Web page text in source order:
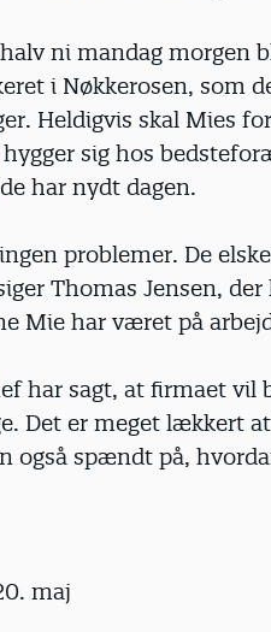
ni mandag morgen
i Nøkkerosen, som
Heldigvis skal Mies
sig hos
har nydt dagen.
problemer. De
Thomas Jensen,
Mie har været på
har sagt, at firmaet vil
Det er meget lækkert
også spændt på,
maj